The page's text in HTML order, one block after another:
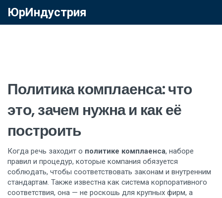
ЮрИндустрия
Политика комплаенса: что
это, зачем нужна и как её
построить
Когда речь заходит о политике комплаенса, наборе
правил и процедур, которые компания обязуется
соблюдать, чтобы соответствовать законам и внутренним
стандартам. Также известна как система корпоративного
соответствия, она — не роскошь для крупных фирм, а